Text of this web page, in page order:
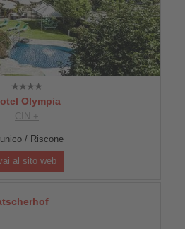
Olympia
CIN +
/ Riscone
al sito web